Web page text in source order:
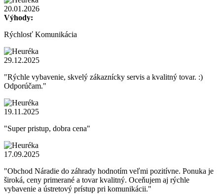
20.01.2026
Výhody:
Rýchlosť Komunikácia
29.12.2025
"Rýchle vybavenie, skvelý zákaznícky servis a kvalitný tovar. :)
Odporúčam."
19.11.2025
"Super pristup, dobra cena"
17.09.2025
"Obchod Náradie do záhrady hodnotím veľmi pozitívne. Ponuka je
široká, ceny primerané a tovar kvalitný. Oceňujem aj rýchle
vybavenie a ústretový prístup pri komunikácii."